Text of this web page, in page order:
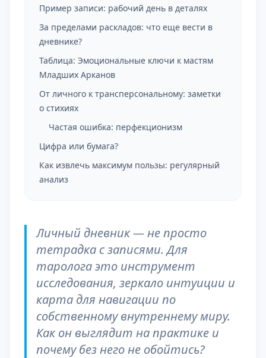
Пример записи: рабочий день в деталях
За пределами раскладов: что еще вести в
дневнике?
Таблица: Эмоциональные ключи к мастям
Младших Арканов
От личного к трансперсональному: заметки
о стихиях
Частая ошибка: перфекционизм
Цифра или бумага?
Как извлечь максимум пользы: регулярный
анализ
Личный дневник — не просто
тетрадка с записями. Для
таролога это инструмент
исследования, зеркало интуиции и
карта для навигации по
собственному внутреннему миру.
Как он выглядит на практике и
почему без него не обойтись?